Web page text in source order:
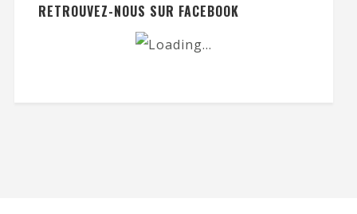
RETROUVEZ-NOUS SUR FACEBOOK